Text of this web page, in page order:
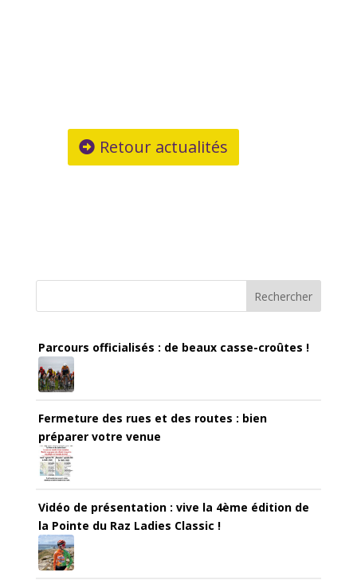
Retour actualités
Rechercher
Parcours officialisés : de beaux casse-croûtes !
Fermeture des rues et des routes : bien
préparer votre venue
Vidéo de présentation : vive la 4ème édition de
la Pointe du Raz Ladies Classic !